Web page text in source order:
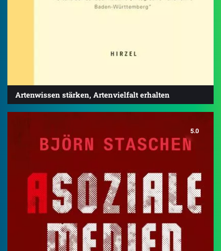
Artenwissen stärken, Artenvielfalt erhalten
5.0